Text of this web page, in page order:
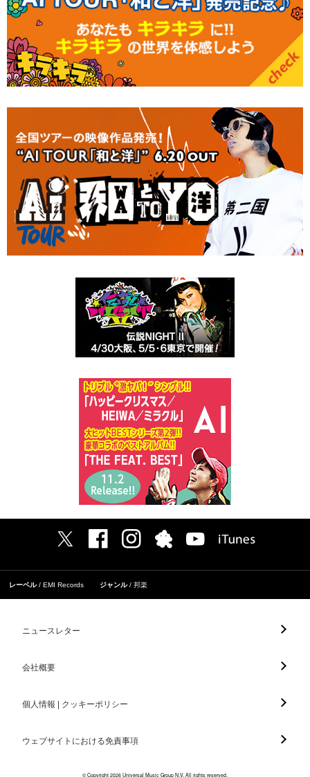
レーベル EMI Records ジャンル 邦楽
ニュースレター
会社概要
個人情報 | クッキーポリシー
ウェブサイトにおける免責事項
© Copyright 2026 Universal Music Group N.V. All rights reserved.